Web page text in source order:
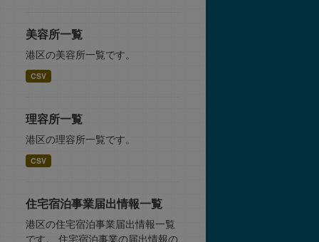
美容所一覧
港区の美容所一覧です。
CSV
理容所一覧
港区の理容所一覧です。
CSV
住宅宿泊事業届出情報一覧
港区の住宅宿泊事業届出情報一覧
です。 住宅宿泊事業の届出情報の